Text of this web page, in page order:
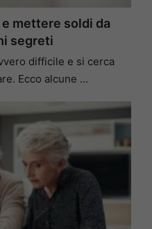
mettere soldi da
segreti
difficile e si cerca
Ecco alcune …